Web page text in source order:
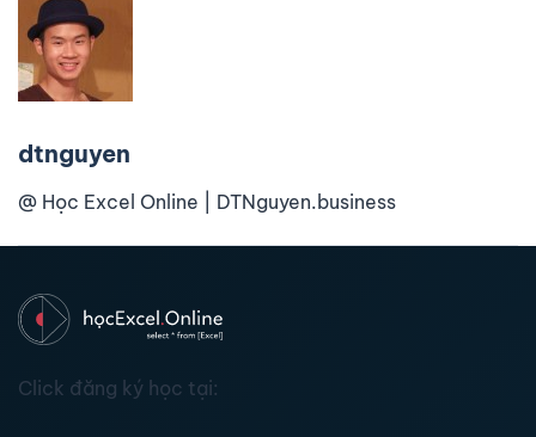
dtnguyen
@ Học Excel Online | DTNguyen.business
Click đăng ký học tại: